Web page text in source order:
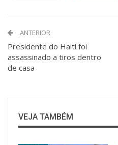
ANTERIOR
Presidente do Haiti foi
assassinado a tiros dentro
de casa
VEJA TAMBÉM